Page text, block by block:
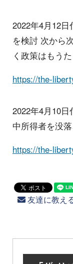
2022年4月12
を検討 次から
く政策はもう
https://the-
2022年4月10
中所得者を没
https://the-
友達に教え